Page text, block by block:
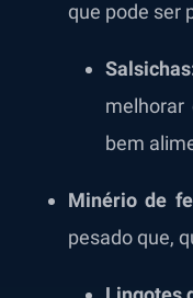
que pode ser
melhorar
bem
Minério de
pesado que,